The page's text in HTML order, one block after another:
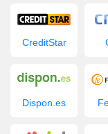
CreditStar
Dispon.es